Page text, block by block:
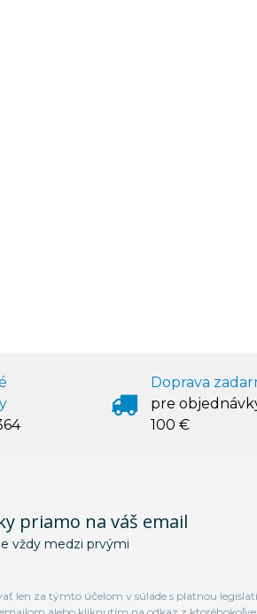
Doprava
pre
100 €
priamo na váš email
vždy medzi prvými
len za týmto účelom v súlade s platnou